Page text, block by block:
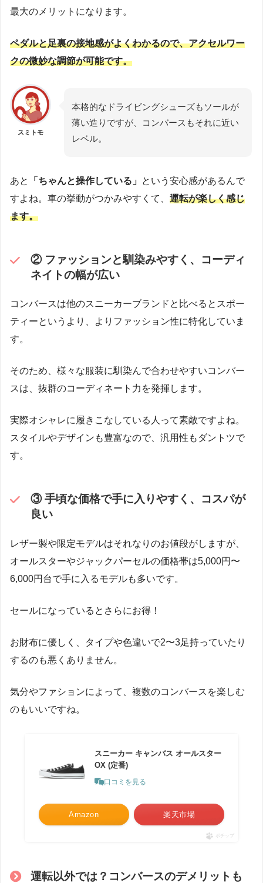
最大のメリットになります。
ペダルと足裏の接地感がよくわかるので、アクセルワー
クの微妙な調節が可能です。
スミトモ
本格的なドライビングシューズもソールが
薄い造りですが、コンバースもそれに近い
レベル。
あと 「ちゃんと操作している」 という安心感があるんで
すよね。車の挙動がつかみやすくて、 運転が楽しく感じ
ます。
② ファッションと馴染みやすく、コーディ
ネイトの幅が広い
コンバースは他のスニーカーブランドと比べるとスポー
ティーというより、よりファッション性に特化していま
す。
そのため、様々な服装に馴染んで合わせやすいコンバー
スは、抜群のコーディネート力を発揮します。
実際オシャレに履きこなしている人って素敵ですよね。
スタイルやデザインも豊富なので、汎用性もダントツで
す。
③ 手頃な価格で手に入りやすく、コスパが
良い
レザー製や限定モデルはそれなりのお値段がしますが、
オールスターやジャックパーセルの価格帯は5,000円〜
6,000円台で手に入るモデルも多いです。
セールになっているとさらにお得！
お財布に優しく、タイプや色違いで2〜3足持っていたり
するのも悪くありません。
気分やファションによって、複数のコンバースを楽しむ
のもいいですね。
スニーカー キャンバス オールスター
OX (定番)
口コミを見る
Amazon 楽天市場
ポチップ
運転以外では？コンバースのデメリットも